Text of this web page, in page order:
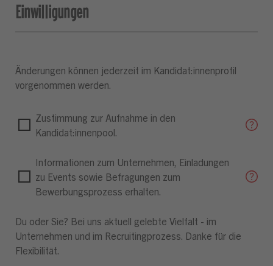
Einwilligungen
Änderungen können jederzeit im Kandidat:innenprofil
vorgenommen werden.
Zustimmung zur Aufnahme in den
Kandidat:innenpool.
Informationen zum Unternehmen, Einladungen
zu Events sowie Befragungen zum
Bewerbungsprozess erhalten.
Du oder Sie? Bei uns aktuell gelebte Vielfalt - im
Unternehmen und im Recruitingprozess. Danke für die
Flexibilität.